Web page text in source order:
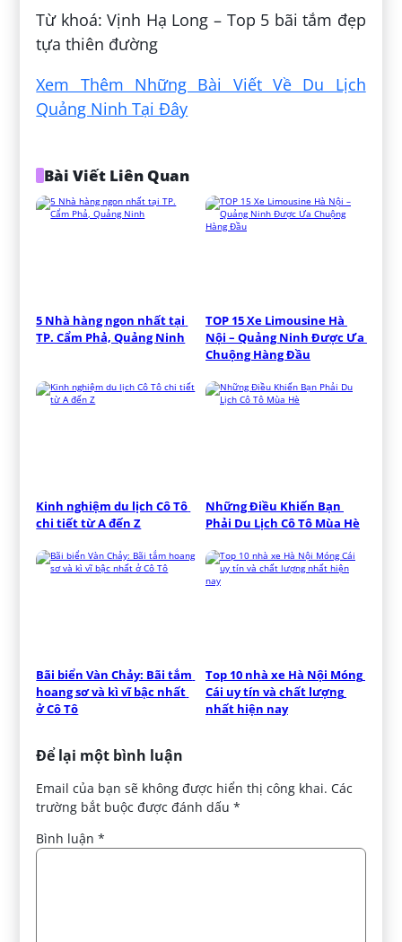
Từ khoá: Vịnh Hạ Long – Top 5 bãi tắm đẹp
tựa thiên đường
Xem Thêm Những Bài Viết Về Du Lịch
Quảng Ninh Tại Đây
Bài Viết Liên Quan
5 Nhà hàng ngon nhất tại
TP. Cẩm Phả, Quảng Ninh
TOP 15 Xe Limousine Hà
Nội – Quảng Ninh Được Ưa
Chuộng Hàng Đầu
Kinh nghiệm du lịch Cô Tô
chi tiết từ A đến Z
Những Điều Khiến Bạn
Phải Du Lịch Cô Tô Mùa Hè
Bãi biển Vàn Chảy: Bãi tắm
hoang sơ và kì vĩ bậc nhất
ở Cô Tô
Top 10 nhà xe Hà Nội Móng
Cái uy tín và chất lượng
nhất hiện nay
Để lại một bình luận
Email của bạn sẽ không được hiển thị công khai. Các
trường bắt buộc được đánh dấu*
Bình luận*